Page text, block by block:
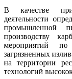
В качестве
деятельности
промышленной
производству
мероприятий по
загрязненных
на территории
технологий